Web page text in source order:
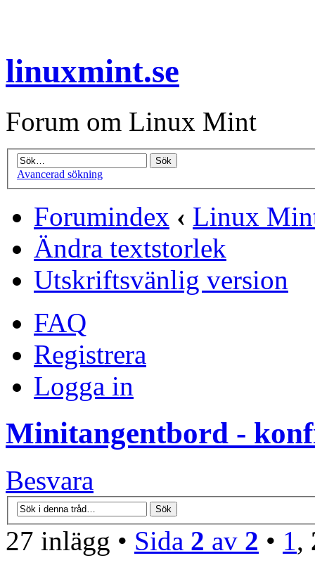
linuxmint.se
Forum om Linux Mint
Avancerad sökning
Forumindex ‹ Linux
Ändra textstorlek
Utskriftsvänlig version
FAQ
Registrera
Logga in
Minitangentbord -
Besvara
27 inlägg • Sida 2 av 2 • 1,